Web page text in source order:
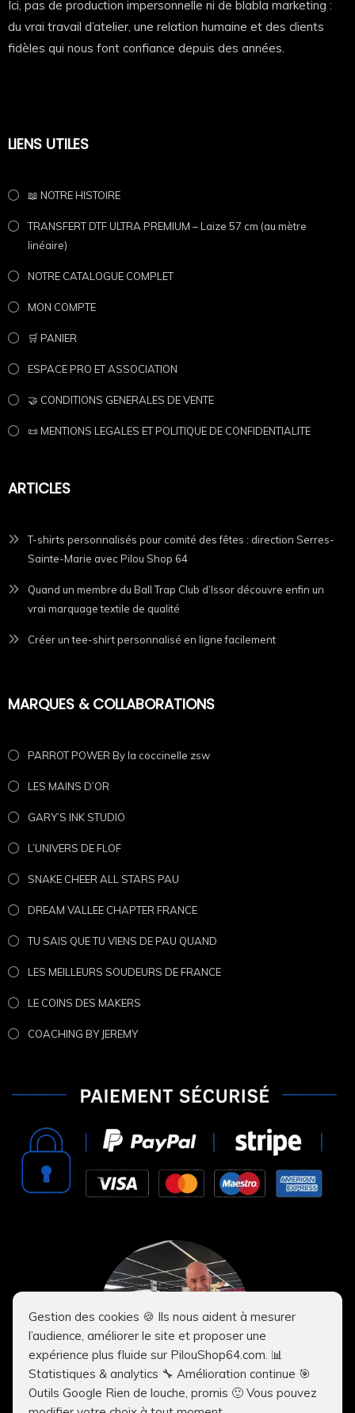
Gestion des cookies 🍪 Ils nous aident à mesurer
l’audience, améliorer le site et proposer une
expérience plus fluide sur PilouShop64.com. 📊
Statistiques & analytics 🔧 Amélioration continue 🎯
Outils Google Rien de louche, promis 🙂 Vous pouvez
Les textes, photographies, vidéos, illustrations, créations
graphiques et descriptions présents sur cette fiche produit
constituent des œuvres originales protégées par le Code de
reproduction non autorisée pourra faire l’objet d’une demande de
de recherche et plateformes concernées, ainsi que des actions
Ici, pas de production impersonnelle ni de blabla marketing :
du vrai travail d’atelier, une relation humaine et des clients
fidèles qui nous font confiance depuis des années.
LIENS UTILES
📖 NOTRE HISTOIRE
TRANSFERT DTF ULTRA PREMIUM – Laize 57 cm (au mètre
linéaire)
NOTRE CATALOGUE COMPLET
MON COMPTE
🛒 PANIER
ESPACE PRO ET ASSOCIATION
🤝 CONDITIONS GENERALES DE VENTE
📜 MENTIONS LEGALES ET POLITIQUE DE CONFIDENTIALITE
ARTICLES
T-shirts personnalisés pour comité des fêtes : direction Serres-
Sainte-Marie avec Pilou Shop 64
Quand un membre du Ball Trap Club d’Issor découvre enfin un
vrai marquage textile de qualité
Créer un tee-shirt personnalisé en ligne facilement
MARQUES & COLLABORATIONS
PARROT POWER By la coccinelle zsw
LES MAINS D’OR
GARY’S INK STUDIO
L’UNIVERS DE FLOF
SNAKE CHEER ALL STARS PAU
DREAM VALLEE CHAPTER FRANCE
TU SAIS QUE TU VIENS DE PAU QUAND
LES MEILLEURS SOUDEURS DE FRANCE
LE COINS DES MAKERS
COACHING BY JEREMY